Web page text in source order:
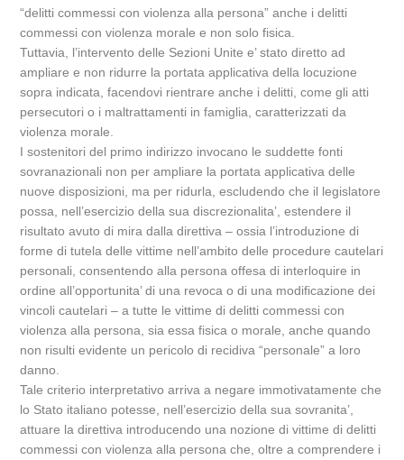
“delitti commessi con violenza alla persona” anche i delitti
commessi con violenza morale e non solo fisica.
Tuttavia, l’intervento delle Sezioni Unite e’ stato diretto ad
ampliare e non ridurre la portata applicativa della locuzione
sopra indicata, facendovi rientrare anche i delitti, come gli atti
persecutori o i maltrattamenti in famiglia, caratterizzati da
violenza morale.
I sostenitori del primo indirizzo invocano le suddette fonti
sovranazionali non per ampliare la portata applicativa delle
nuove disposizioni, ma per ridurla, escludendo che il legislatore
possa, nell’esercizio della sua discrezionalita’, estendere il
risultato avuto di mira dalla direttiva – ossia l’introduzione di
forme di tutela delle vittime nell’ambito delle procedure cautelari
personali, consentendo alla persona offesa di interloquire in
ordine all’opportunita’ di una revoca o di una modificazione dei
vincoli cautelari – a tutte le vittime di delitti commessi con
violenza alla persona, sia essa fisica o morale, anche quando
non risulti evidente un pericolo di recidiva “personale” a loro
danno.
Tale criterio interpretativo arriva a negare immotivatamente che
lo Stato italiano potesse, nell’esercizio della sua sovranita’,
attuare la direttiva introducendo una nozione di vittime di delitti
commessi con violenza alla persona che, oltre a comprendere i